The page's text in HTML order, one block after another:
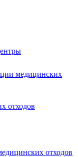
медицинских
отходов
отходов